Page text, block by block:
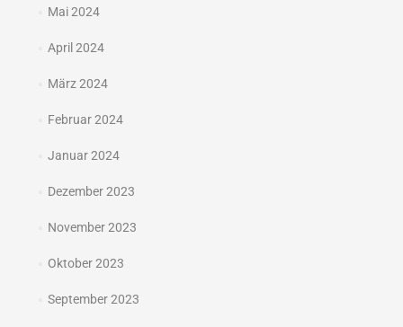
Mai 2024
April 2024
März 2024
Februar 2024
Januar 2024
Dezember 2023
November 2023
Oktober 2023
September 2023